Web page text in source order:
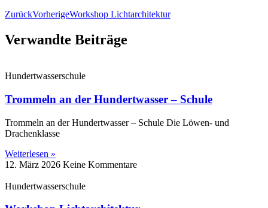
ZurückVorherigeWorkshop Lichtarchitektur
Verwandte Beiträge
Hundertwasserschule
Trommeln an der Hundertwasser – Schule
Trommeln an der Hundertwasser – Schule Die Löwen‑ und
Drachenklasse
Weiterlesen »
12. März 2026 Keine Kommentare
Hundertwasserschule